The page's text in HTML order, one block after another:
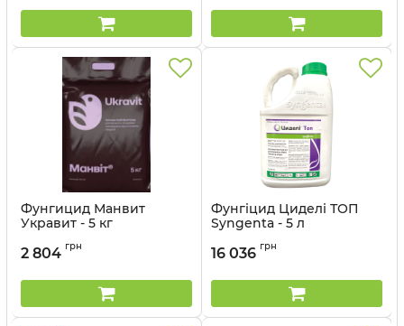
Фунгицид Манвит
Укравит - 5 кг
2 804 грн
Фунгіцид Циделі ТОП
Syngenta - 5 л
16 036 грн